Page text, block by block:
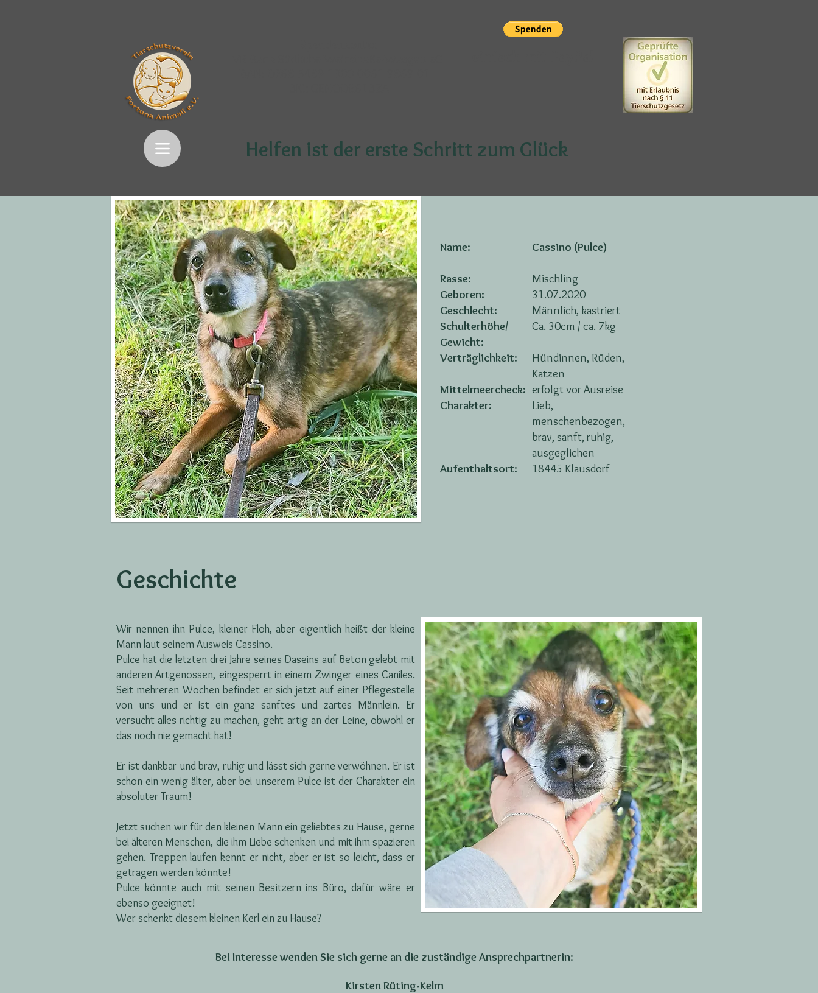
Helfen ist der erste Schritt zum Glück
Name:
Rasse:
Geboren:
Geschlecht:
Schulterhöhe/
Gewicht:
Verträglichkeit:
Mittelmeercheck:
Charakter:
Aufenthaltsort:
Cassino (Pulce)
Mischling
31.07.2020
Männlich, kastriert
Ca. 30cm / ca. 7kg
Hündinnen, Rüden,
Katzen
erfolgt vor Ausreise
Lieb,
menschenbezogen,
brav, sanft, ruhig,
ausgeglichen
18445 Klausdorf
Geschichte
Wir nennen ihn Pulce, kleiner Floh, aber eigentlich heißt der kleine
Mann laut seinem Ausweis Cassino.
Pulce hat die letzten drei Jahre seines Daseins auf Beton gelebt mit
anderen Artgenossen, eingesperrt in einem Zwinger eines Caniles.
Seit mehreren Wochen befindet er sich jetzt auf einer Pflegestelle
von uns und er ist ein ganz sanftes und zartes Männlein. Er
versucht alles richtig zu machen, geht artig an der Leine, obwohl er
das noch nie gemacht hat!
Er ist dankbar und brav, ruhig und lässt sich gerne verwöhnen. Er ist
schon ein wenig älter, aber bei unserem Pulce ist der Charakter ein
absoluter Traum!
Jetzt suchen wir für den kleinen Mann ein geliebtes zu Hause, gerne
bei älteren Menschen, die ihm Liebe schenken und mit ihm spazieren
gehen. Treppen laufen kennt er nicht, aber er ist so leicht, dass er
getragen werden könnte!
Pulce könnte auch mit seinen Besitzern ins Büro, dafür wäre er
ebenso geeignet!
Wer schenkt diesem kleinen Kerl ein zu Hause?
Bei Interesse wenden Sie sich gerne an die zuständige Ansprechpartnerin:
Kirsten Rüting-Kelm